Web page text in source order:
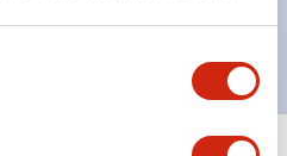
disponible